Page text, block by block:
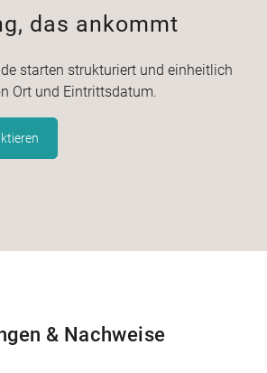
das ankommt
starten strukturiert und einheitlich
Ort und Eintrittsdatum.
& Nachweise